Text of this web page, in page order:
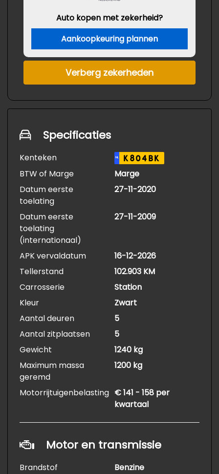
Auto kopen met zekerheid?
Aankoopkeuring plannen
Verberg zekerheden
Specificaties
Kenteken NL K804BK
BTW of Marge
Marge
Datum eerste
toelating
27-11-2020
Datum eerste
toelating
(internationaal)
27-11-2009
APK vervaldatum
16-12-2026
Tellerstand
102.903 KM
Carrosserie
Station
Kleur
Zwart
Aantal deuren
5
Aantal zitplaatsen
5
Gewicht
1240 kg
Maximum massa
geremd
1200 kg
Motorrijtuigenbelasting € 141 - 158 per
kwartaal
Motor en transmissie
Brandstof
Benzine